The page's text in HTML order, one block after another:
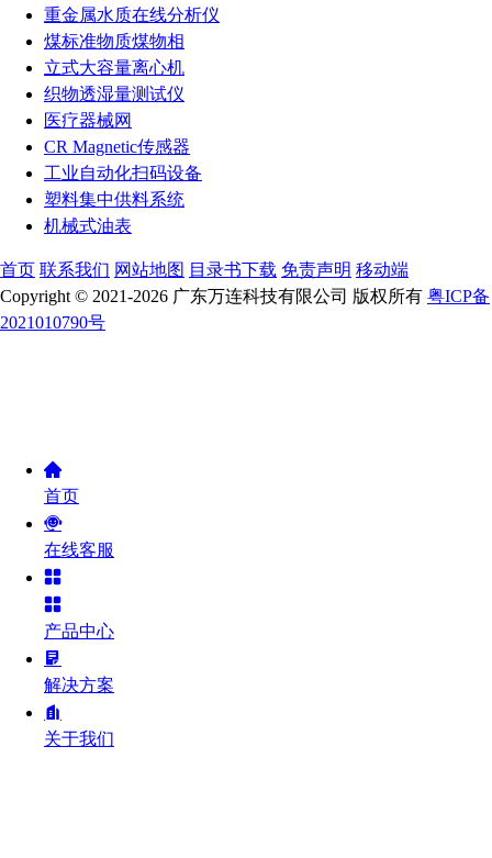
重金属水质在线分析仪
煤标准物质煤物相
立式大容量离心机
织物透湿量测试仪
医疗器械网
CR Magnetic传感器
工业自动化扫码设备
塑料集中供料系统
机械式油表
首页 联系我们 网站地图 目录书下载 免责声明 移动端
Copyright © 2021-2026 广东万连科技有限公司 版权所有 粤ICP备
2021010790号
首页
在线客服
产品中心
解决方案
关于我们